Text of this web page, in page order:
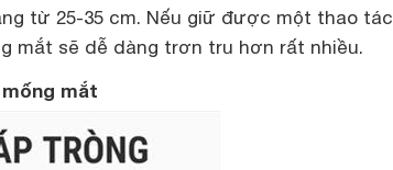
từ 25-35 cm. Nếu giữ được một thao tác
mắt sẽ dễ dàng trơn tru hơn rất nhiều.
mắt